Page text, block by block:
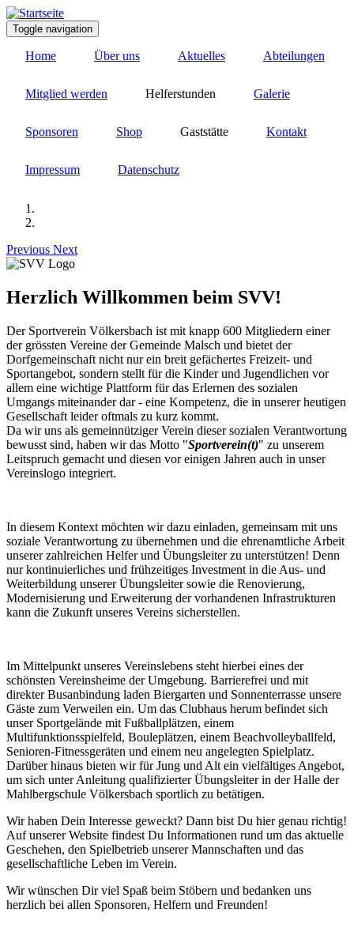
Direkt
zum
Inhalt
Toggle navigation
Home Über uns Aktuelles Abteilungen
Mitglied werden Helferstunden Galerie
Sponsoren Shop Gaststätte Kontakt
Impressum Datenschutz
Previous Next
Herzlich Willkommen beim SVV!
Der Sportverein Völkersbach ist mit knapp 600 Mitgliedern einer
der grössten Vereine der Gemeinde Malsch und bietet der
Dorfgemeinschaft nicht nur ein breit gefächertes Freizeit- und
Sportangebot, sondern stellt für die Kinder und Jugendlichen vor
allem eine wichtige Plattform für das Erlernen des sozialen
Umgangs miteinander dar - eine Kompetenz, die in unserer heutigen
Gesellschaft leider oftmals zu kurz kommt.
Da wir uns als gemeinnütziger Verein dieser sozialen Verantwortung
bewusst sind, haben wir das Motto "Sportverein(t)" zu unserem
Leitspruch gemacht und diesen vor einigen Jahren auch in unser
Vereinslogo integriert.
​In diesem Kontext möchten wir dazu einladen, gemeinsam mit uns
soziale Verantwortung zu übernehmen und die ehrenamtliche Arbeit
unserer zahlreichen Helfer und Übungsleiter zu unterstützen! Denn
nur kontinuierliches und frühzeitiges Investment in die Aus- und
Weiterbildung unserer Übungsleiter sowie die Renovierung,
Modernisierung und Erweiterung der vorhandenen Infrastrukturen
kann die Zukunft unseres Vereins sicherstellen.
Im Mittelpunkt unseres Vereinslebens steht hierbei eines der
schönsten Vereinsheime der Umgebung. Barrierefrei und mit
direkter Busanbindung laden Biergarten und Sonnenterrasse unsere
Gäste zum Verweilen ein. Um das Clubhaus herum befindet sich
unser Sportgelände mit Fußballplätzen, einem
Multifunktionsspielfeld, Bouleplätzen, einem Beachvolleyballfeld,
Senioren-Fitnessgeräten und einem neu angelegten Spielplatz.
Darüber hinaus bieten wir für Jung und Alt ein vielfältiges Angebot,
um sich unter Anleitung qualifizierter Übungsleiter in der Halle der
Mahlbergschule Völkersbach sportlich zu betätigen.
Wir haben Dein Interesse geweckt? Dann bist Du hier genau richtig!
Auf unserer Website findest Du Informationen rund um das aktuelle
Geschehen, den Spielbetrieb unserer Mannschaften und das
gesellschaftliche Leben im Verein.
Wir wünschen Dir viel Spaß beim Stöbern und bedanken uns
herzlich bei allen Sponsoren, Helfern und Freunden!